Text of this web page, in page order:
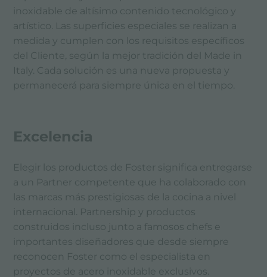
inoxidable de altísimo contenido tecnológico y
artístico. Las superficies especiales se realizan a
medida y cumplen con los requisitos específicos
del Cliente, según la mejor tradición del Made in
Italy. Cada solución es una nueva propuesta y
permanecerá para siempre única en el tiempo.
Excelencia
Elegir los productos de Foster significa entregarse
a un Partner competente que ha colaborado con
las marcas más prestigiosas de la cocina a nivel
internacional. Partnership y productos
construidos incluso junto a famosos chefs e
importantes diseñadores que desde siempre
reconocen Foster como el especialista en
proyectos de acero inoxidable exclusivos.